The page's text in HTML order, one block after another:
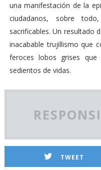
una manifestación de la
ciudadanos, sobre
sacrificables. Un resultado
inacabable trujillismo que
feroces lobos grises
sedientos de vidas.
TWEET